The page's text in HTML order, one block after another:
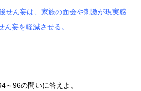
ん妄は、家族の面会や刺激が現実感
妄を軽減させる。
～96の問いに答えよ。